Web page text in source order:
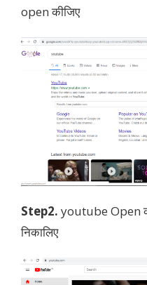
open कीजिए
Step2. youtube Open
निकालिए